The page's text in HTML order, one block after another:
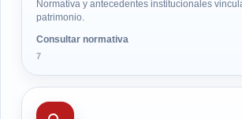
Normativa y antecedentes institucionales
patrimonio.
Consultar normativa
7